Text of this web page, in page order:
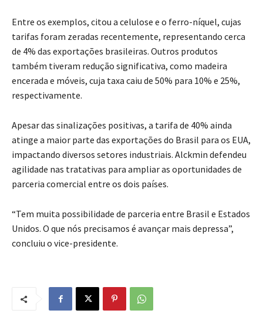
Entre os exemplos, citou a celulose e o ferro-níquel, cujas
tarifas foram zeradas recentemente, representando cerca
de 4% das exportações brasileiras. Outros produtos
também tiveram redução significativa, como madeira
encerada e móveis, cuja taxa caiu de 50% para 10% e 25%,
respectivamente.
Apesar das sinalizações positivas, a tarifa de 40% ainda
atinge a maior parte das exportações do Brasil para os EUA,
impactando diversos setores industriais. Alckmin defendeu
agilidade nas tratativas para ampliar as oportunidades de
parceria comercial entre os dois países.
“Tem muita possibilidade de parceria entre Brasil e Estados
Unidos. O que nós precisamos é avançar mais depressa”,
concluiu o vice-presidente.